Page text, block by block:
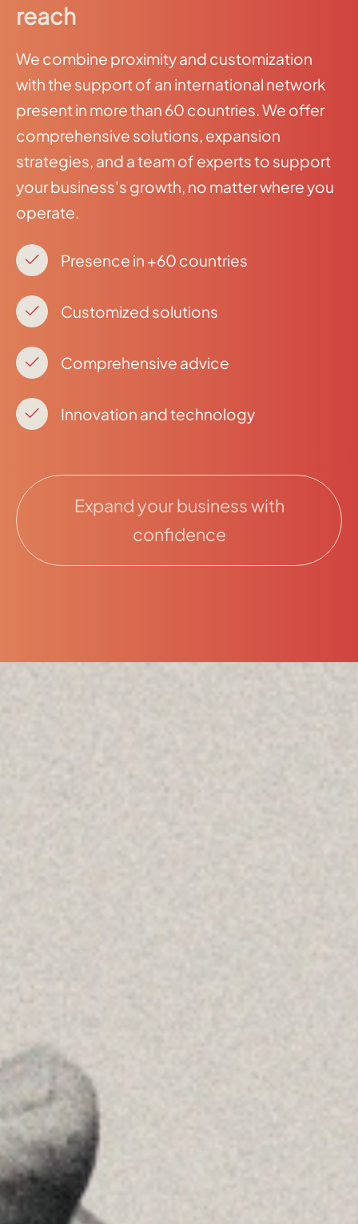
reach
We combine proximity and customization
with the support of an international network
present in more than 60 countries. We offer
comprehensive solutions, expansion
strategies, and a team of experts to support
your business's growth, no matter where you
operate.
Presence in +60 countries
Customized solutions
Comprehensive advice
Innovation and technology
Expand your business with
confidence